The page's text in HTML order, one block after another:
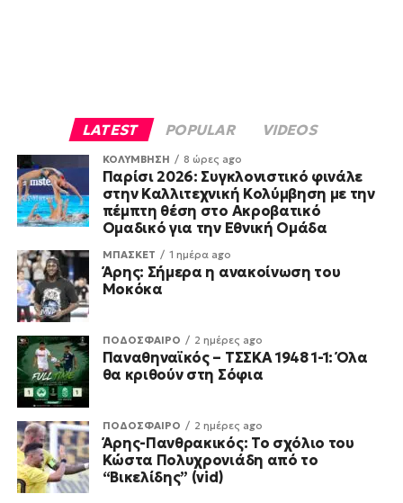
LATEST POPULAR VIDEOS
ΚΟΛΥΜΒΗΣΗ 8 ώρες ago
Παρίσι 2026: Συγκλονιστικό φινάλε
στην Καλλιτεχνική Κολύμβηση με την
πέμπτη θέση στο Ακροβατικό
Ομαδικό για την Εθνική Ομάδα
ΜΠΑΣΚΕΤ 1 ημέρα ago
Άρης: Σήμερα η ανακοίνωση του
Μοκόκα
ΠΟΔΟΣΦΑΙΡΟ 2 ημέρες ago
Παναθηναϊκός – ΤΣΣΚΑ 1948 1-1: Όλα
θα κριθούν στη Σόφια
ΠΟΔΟΣΦΑΙΡΟ 2 ημέρες ago
Άρης-Πανθρακικός: Το σχόλιο του
Κώστα Πολυχρονιάδη από το
“Βικελίδης” (vid)